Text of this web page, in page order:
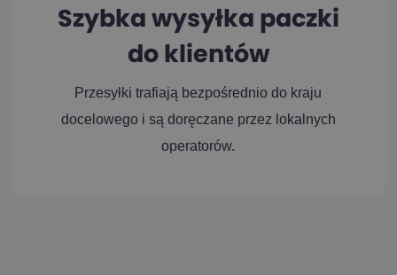
Szybka wysyłka paczki
do klientów
Przesyłki trafiają bezpośrednio do kraju
docelowego i są doręczane przez lokalnych
operatorów.